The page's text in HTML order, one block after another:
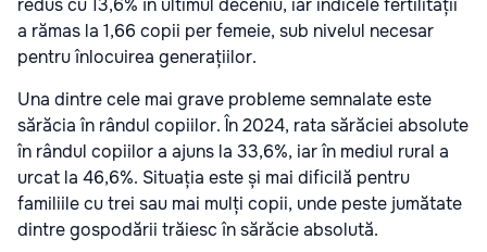
redus cu 13,6% în ultimul deceniu, iar indicele fertilității
a rămas la 1,66 copii per femeie, sub nivelul necesar
pentru înlocuirea generațiilor.
Una dintre cele mai grave probleme semnalate este
sărăcia în rândul copiilor. În 2024, rata sărăciei absolute
în rândul copiilor a ajuns la 33,6%, iar în mediul rural a
urcat la 46,6%. Situația este și mai dificilă pentru
familiile cu trei sau mai mulți copii, unde peste jumătate
dintre gospodării trăiesc în sărăcie absolută.